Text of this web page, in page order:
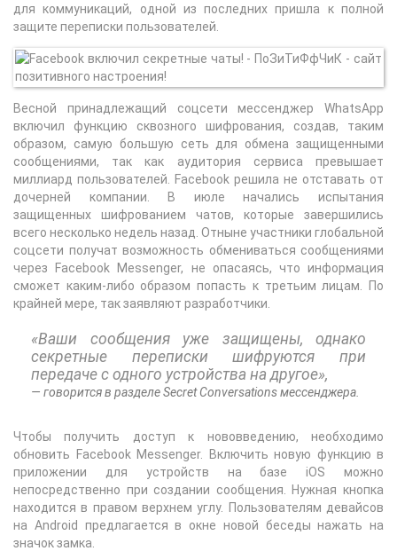
для коммуникаций, одной из последних пришла к полной
защите переписки пользователей.
Весной принадлежащий соцсети мессенджер WhatsApp
включил функцию сквозного шифрования, создав, таким
образом, самую большую сеть для обмена защищенными
сообщениями, так как аудитория сервиса превышает
миллиард пользователей. Facebook решила не отставать от
дочерней компании. В июле начались испытания
защищенных шифрованием чатов, которые завершились
всего несколько недель назад. Отныне участники глобальной
соцсети получат возможность обмениваться сообщениями
через Facebook Messenger, не опасаясь, что информация
сможет каким-либо образом попасть к третьим лицам. По
крайней мере, так заявляют разработчики.
«Ваши сообщения уже защищены, однако
секретные переписки шифруются при
передаче с одного устройства на другое»,
говорится в разделе Secret Conversations мессенджера.
Чтобы получить доступ к нововведению, необходимо
обновить Facebook Messenger. Включить новую функцию в
приложении для устройств на базе iOS можно
непосредственно при создании сообщения. Нужная кнопка
находится в правом верхнем углу. Пользователям девайсов
на Android предлагается в окне новой беседы нажать на
значок замка.